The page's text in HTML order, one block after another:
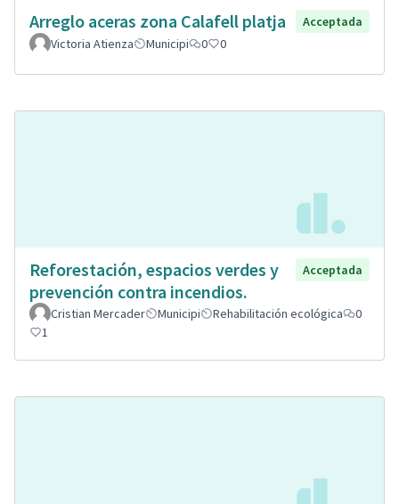
Arreglo aceras zona Calafell platja
Acceptada
Victoria Atienza
Municipi 0 0
Reforestación, espacios verdes y
prevención contra incendios.
Acceptada
Cristian Mercader Municipi Rehabilitación ecológica
0
1